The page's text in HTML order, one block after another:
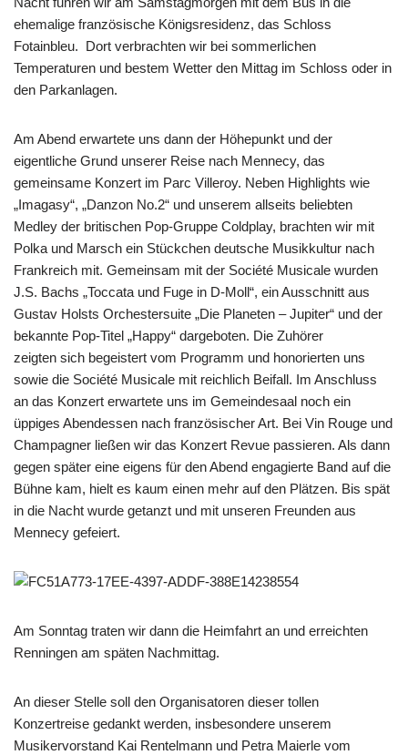
ehemalige französische Königsresidenz, das Schloss
Fotainbleu. Dort verbrachten wir bei sommerlichen
Temperaturen und bestem Wetter den Mittag im Schloss oder in
den Parkanlagen.
Am Abend erwartete uns dann der Höhepunkt und der
eigentliche Grund unserer Reise nach Mennecy, das
gemeinsame Konzert im Parc Villeroy. Neben Highlights wie
„Imagasy“, „Danzon No.2“ und unserem allseits beliebten
Medley der britischen Pop-Gruppe Coldplay, brachten wir mit
Polka und Marsch ein Stückchen deutsche Musikkultur nach
Frankreich mit. Gemeinsam mit der Société Musicale wurden
J.S. Bachs „Toccata und Fuge in D-Moll“, ein Ausschnitt aus
Gustav Holsts Orchestersuite „Die Planeten – Jupiter“ und der
bekannte Pop-Titel „Happy“ dargeboten. Die Zuhörer
zeigten sich begeistert vom Programm und honorierten uns
sowie die Société Musicale mit reichlich Beifall. Im Anschluss
an das Konzert erwartete uns im Gemeindesaal noch ein
üppiges Abendessen nach französischer Art. Bei Vin Rouge und
Champagner ließen wir das Konzert Revue passieren. Als dann
gegen später eine eigens für den Abend engagierte Band auf die
Bühne kam, hielt es kaum einen mehr auf den Plätzen. Bis spät
in die Nacht wurde getanzt und mit unseren Freunden aus
Mennecy gefeiert.
Am Sonntag traten wir dann die Heimfahrt an und erreichten
Renningen am späten Nachmittag.
An dieser Stelle soll den Organisatoren dieser tollen
Konzertreise gedankt werden, insbesondere unserem
Musikervorstand Kai Rentelmann und Petra Maierle vom